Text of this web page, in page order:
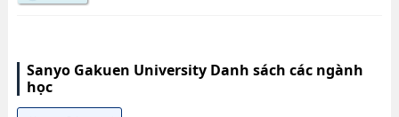
Sanyo Gakuen University Danh sách các ngành
học